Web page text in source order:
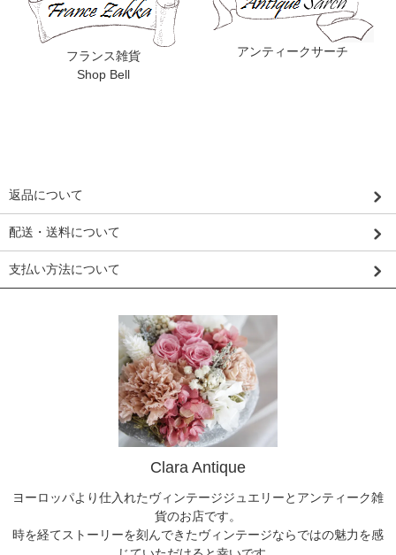
フランス雑貨
Shop Bell
アンティークサーチ
返品について
配送・送料について
支払い方法について
Clara Antique
ヨーロッパより仕入れたヴィンテージジュエリーとアンティーク雑
貨のお店です。
時を経てストーリーを刻んできたヴィンテージならではの魅力を感